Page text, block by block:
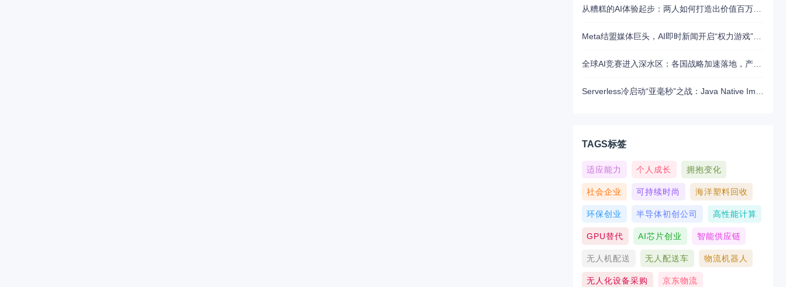
从糟糕的AI体验起步：两人如何打造出价值百万美元的UX写作助手
Meta结盟媒体巨头，AI即时新闻开启“权力游戏”新江湖
全球AI竞赛进入深水区：各国战略加速落地，产业融合与算力争夺白热化
TAGS标签
适应能力 个人成长 拥抱变化
社会企业 可持续时尚 海洋塑料回收
环保创业 半导体初创公司 高性能计算
GPU替代 AI芯片创业 智能供应链
无人机配送 无人配送车 物流机器人
无人化设备采购 京东物流